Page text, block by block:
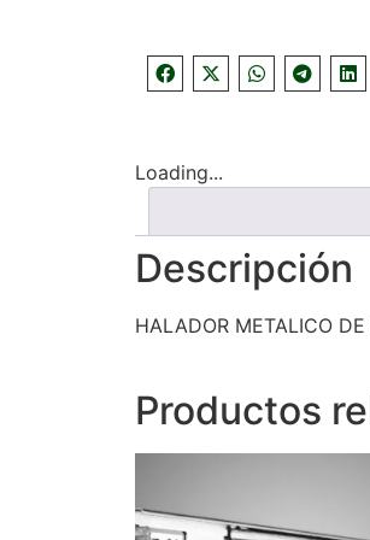
Loading...
Descripción
HALADOR METALICO
Productos